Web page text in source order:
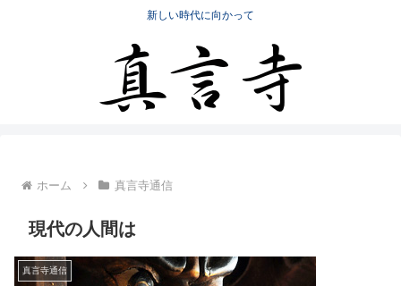
新しい時代に向かって
ホーム 真言寺通信
現代の人間は
真言寺通信